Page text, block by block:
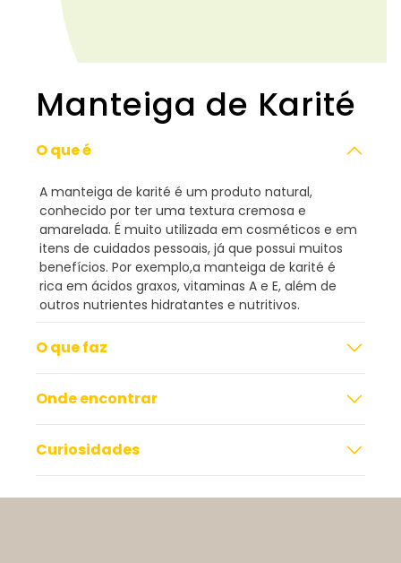
Manteiga de Karité
O que é
A manteiga de karité é um produto natural,
conhecido por ter uma textura cremosa e
amarelada. É muito utilizada em cosméticos e em
itens de cuidados pessoais, já que possui muitos
benefícios. Por exemplo,a manteiga de karité é
rica em ácidos graxos, vitaminas A e E, além de
outros nutrientes hidratantes e nutritivos.
O que faz
Onde encontrar
Curiosidades